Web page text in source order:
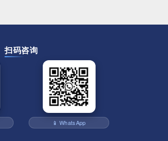
扫码咨询
📱 WhatsApp